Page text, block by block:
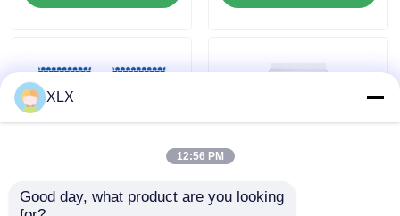
XLX
12:56 PM
Good day, what product are you looking